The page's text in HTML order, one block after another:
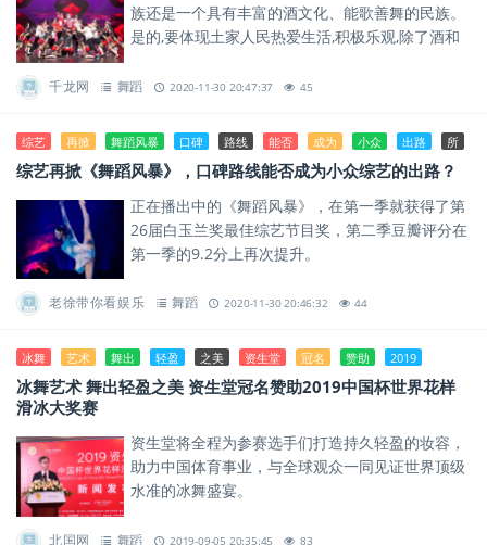
族还是一个具有丰富的酒文化、能歌善舞的民族。
是的,要体现土家人民热爱生活,积极乐观,除了酒和
千龙网 舞蹈 2020-11-30 20:47:37 45
综艺 再掀 舞蹈风暴 口碑 路线 能否 成为 小众 出路 所
综艺再掀《舞蹈风暴》，口碑路线能否成为小众综艺的出路？
正在播出中的《舞蹈风暴》，在第一季就获得了第
26届白玉兰奖最佳综艺节目奖，第二季豆瓣评分在
第一季的9.2分上再次提升。
老徐带你看娱乐 舞蹈 2020-11-30 20:46:32 44
冰舞 艺术 舞出 轻盈 之美 资生堂 冠名 赞助 2019
冰舞艺术 舞出轻盈之美 资生堂冠名赞助2019中国杯世界花样
滑冰大奖赛
资生堂将全程为参赛选手们打造持久轻盈的妆容，
助力中国体育事业，与全球观众一同见证世界顶级
水准的冰舞盛宴。
北国网 舞蹈 2019-09-05 20:35:45 83